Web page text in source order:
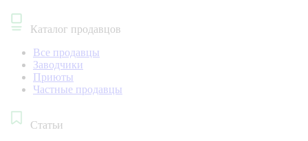
Каталог продавцов
Все продавцы
Заводчики
Приюты
Частные продавцы
Статьи